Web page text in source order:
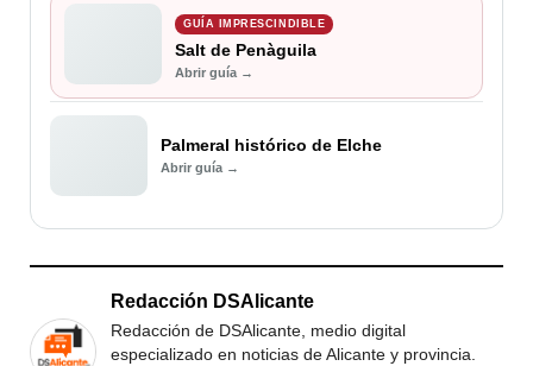
GUÍA IMPRESCINDIBLE
Salt de Penàguila
Abrir guía →
Palmeral histórico de Elche
Abrir guía →
Redacción DSAlicante
Redacción de DSAlicante, medio digital
especializado en noticias de Alicante y provincia.